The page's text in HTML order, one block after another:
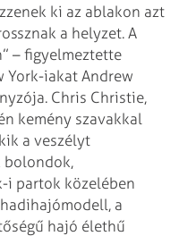
ki az ablakon azt
a helyzet. A
– figyelmeztette
York-iakat Andrew
Chris Christie,
kemény szavakkal
a veszélyt
bolondok,
i partok közelében
a
hajó élethű